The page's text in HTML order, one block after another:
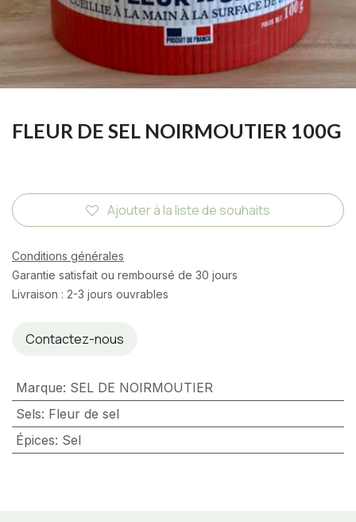
FLEUR DE SEL NOIRMOUTIER 100G
Ajouter à la liste de souhaits
Conditions générales
Garantie satisfait ou remboursé de 30 jours
Livraison : 2-3 jours ouvrables
Contactez-nous
Marque: SEL DE NOIRMOUTIER
Sels: Fleur de sel
Épices: Sel